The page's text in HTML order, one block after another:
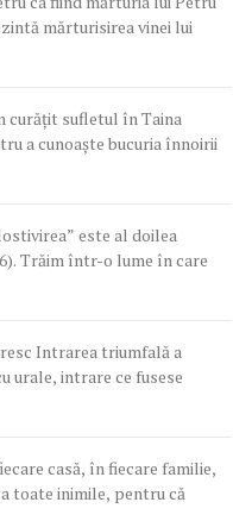
mărturisirea vinei lui
curățit sufletul în Taina
a cunoaște bucuria înnoirii
este al doilea
Trăim într-o lume în care
Intrarea triumfală a
urale, intrare ce fusese
casă, în fiecare familie,
toate inimile, pentru că